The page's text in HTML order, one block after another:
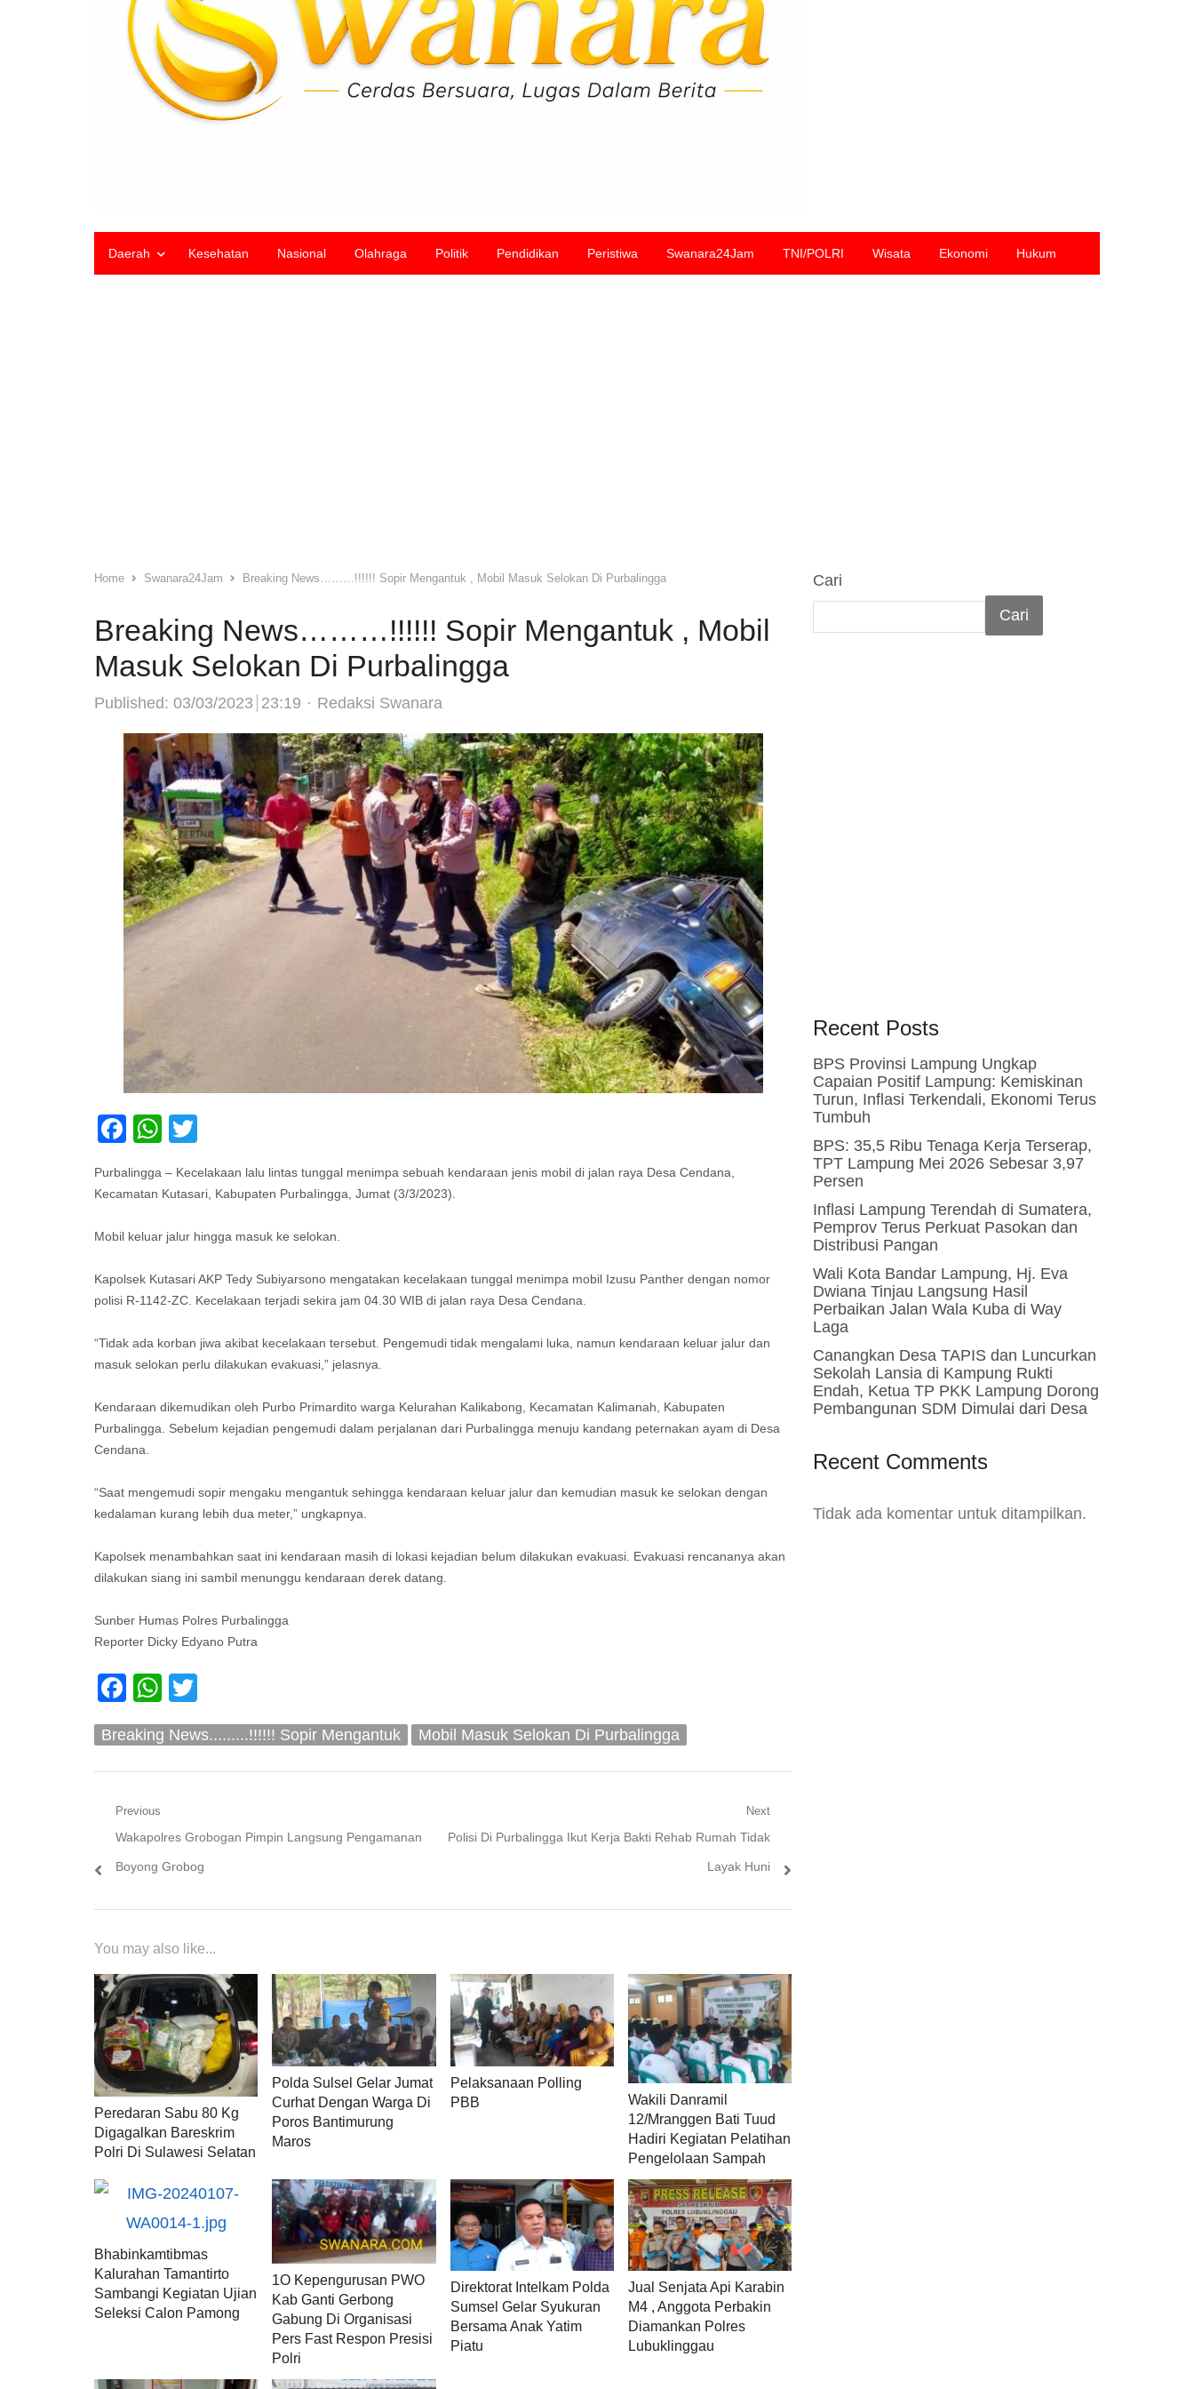
Daerah Kesehatan Nasional Olahraga Politik Pendidikan Peristiwa Swanara24Jam TNI/POLRI Wisata Ekonomi Hukum
Home Swanara24Jam Breaking News………!!!!!! Sopir Mengantuk , Mobil Masuk Selokan Di Purbalingga
Breaking News………!!!!!! Sopir Mengantuk , Mobil
Masuk Selokan Di Purbalingga
Published: 03/03/2023 23:19 Author
Redaksi Swanara
Facebook
WhatsApp
Purbalingga – Kecelakaan lalu lintas tunggal menimpa sebuah kendaraan jenis mobil di jalan raya Desa Cendana,
Kecamatan Kutasari, Kabupaten PurbaIingga, Jumat (3/3/2023).
Mobil keluar jalur hingga masuk ke selokan.
Kapolsek Kutasari AKP Tedy Subiyarsono mengatakan kecelakaan tunggal menimpa mobil Izusu Panther dengan nomor
polisi R-1142-ZC. Kecelakaan terjadi sekira jam 04.30 WIB di jalan raya Desa Cendana.
“Tidak ada korban jiwa akibat kecelakaan tersebut. Pengemudi tidak mengalami luka, namun kendaraan keluar jalur dan
masuk selokan perlu dilakukan evakuasi,” jelasnya.
Kendaraan dikemudikan oleh Purbo Primardito warga Kelurahan Kalikabong, Kecamatan Kalimanah, Kabupaten
Purbalingga. Sebelum kejadian pengemudi dalam perjalanan dari PurbaIingga menuju kandang peternakan ayam di Desa
Cendana.
“Saat mengemudi sopir mengaku mengantuk sehingga kendaraan keluar jalur dan kemudian masuk ke selokan dengan
kedalaman kurang lebih dua meter,” ungkapnya.
Kapolsek menambahkan saat ini kendaraan masih di lokasi kejadian belum dilakukan evakuasi. Evakuasi rencananya akan
dilakukan siang ini sambil menunggu kendaraan derek datang.
Sunber Humas Polres Purbalingga
Reporter Dicky Edyano Putra
Facebook
WhatsApp
Breaking News.........!!!!!! Sopir Mengantuk Mobil Masuk Selokan Di Purbalingga
Navigasi
pos
Previous
Previous
post:
Wakapolres Grobogan Pimpin Langsung Pengamanan
Boyong Grobog
Next
Next
Polisi Di Purbalingga Ikut Kerja Bakti Rehab Rumah Tidak
Layak Huni
You may also like...
Peredaran Sabu 80 Kg
Digagalkan Bareskrim
Polri Di Sulawesi Selatan
Polda Sulsel Gelar Jumat
Curhat Dengan Warga Di
Poros Bantimurung
Maros
Pelaksanaan Polling
PBB
Wakili Danramil
12/Mranggen Bati Tuud
Hadiri Kegiatan Pelatihan
Pengelolaan Sampah
Bhabinkamtibmas
Kalurahan Tamantirto
Sambangi Kegiatan Ujian
Seleksi Calon Pamong
1O Kepengurusan PWO
Kab Ganti Gerbong
Gabung Di Organisasi
Pers Fast Respon Presisi
Polri
Direktorat Intelkam Polda
Sumsel Gelar Syukuran
Bersama Anak Yatim
Piatu
Jual Senjata Api Karabin
M4 , Anggota Perbakin
Diamankan Polres
Lubuklinggau
Cari
Cari
Recent Posts
BPS Provinsi Lampung Ungkap
Capaian Positif Lampung: Kemiskinan
Turun, Inflasi Terkendali, Ekonomi Terus
Tumbuh
BPS: 35,5 Ribu Tenaga Kerja Terserap,
TPT Lampung Mei 2026 Sebesar 3,97
Persen
Inflasi Lampung Terendah di Sumatera,
Pemprov Terus Perkuat Pasokan dan
Distribusi Pangan
Wali Kota Bandar Lampung, Hj. Eva
Dwiana Tinjau Langsung Hasil
Perbaikan Jalan Wala Kuba di Way
Laga
Canangkan Desa TAPIS dan Luncurkan
Sekolah Lansia di Kampung Rukti
Endah, Ketua TP PKK Lampung Dorong
Pembangunan SDM Dimulai dari Desa
Recent Comments
Tidak ada komentar untuk ditampilkan.